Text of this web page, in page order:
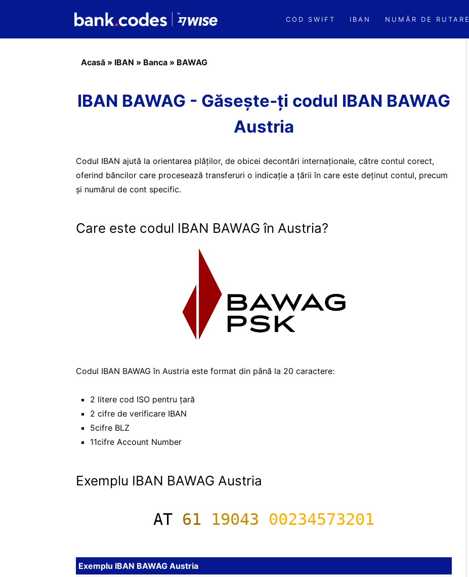
COD SWIFT IBAN NUMĂR DE RUTARE
Acasă » IBAN » Banca » BAWAG
IBAN BAWAG - Găsește-ți codul IBAN BAWAG
Austria
Codul IBAN ajută la orientarea plăților, de obicei decontări internaționale, către contul corect,
oferind băncilor care procesează transferuri o indicație a țării în care este deținut contul, precum
și numărul de cont specific.
Care este codul IBAN BAWAG în Austria?
Codul IBAN BAWAG în Austria este format din până la 20 caractere:
2 litere cod ISO pentru țară
2 cifre de verificare IBAN
5cifre BLZ
11cifre Account Number
Exemplu IBAN BAWAG Austria
AT 61 19043 00234573201
Exemplu IBAN BAWAG Austria